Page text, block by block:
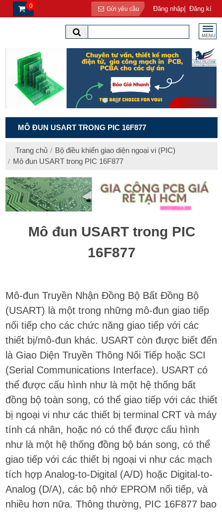
0 Gửi yêu cầu Đăng nhập| Đăng kí
MENU
MÔ ĐUN USART TRONG PIC 16F877
Trang chủ
Bộ điều khiển giao diện ngoại vi (PIC)
Mô đun USART trong PIC 16F877
Mô đun USART trong PIC
16F877
Mô-đun Truyền Nhận Đồng Bộ Bất Đồng Bộ
(USART) là một trong những mô-đun giao tiếp
nối tiếp cho các chức năng giao tiếp với các
thiết bị/mô-đun khác. USART còn được biết đến
là Giao Diện Truyền Thông Nối Tiếp hoặc SCI
(Serial Communications Interface). USART có
thể được cấu hình như là một hệ thống bất
đồng bộ toàn song, có thể giao tiếp với các thiết
bị ngoại vi như các thiết bị terminal CRT và máy
tính cá nhân, hoặc nó có thể được cấu hình
như là một hệ thống đồng bộ bán song, có thể
giao tiếp với các thiết bị ngoại vi như các mạch
tích hợp Analog-to-Digital (A/D) hoặc Digital-to-
Analog (D/A), các bộ nhớ EPROM nối tiếp, và
nhiều hơn nữa. Thông thường, PIC 16F877 bao